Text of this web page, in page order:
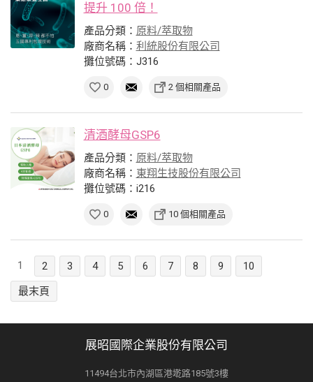
提升 100 倍！
產品分類： 原料/萃取物
廠商名稱： 利統股份有限公司
攤位號碼：J316
0 2 個相關產品
清酒酵母GSP6
產品分類： 原料/萃取物
廠商名稱： 東翔生技股份有限公司
攤位號碼：i216
0 10 個相關產品
1 2 3 4 5 6 7 8 9
10
最末頁
展昭國際企業股份有限公司
11494台北市內湖區港墘路185號3樓